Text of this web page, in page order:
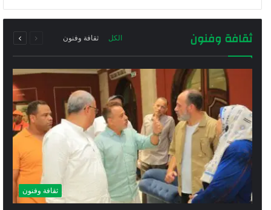
ثقافة وفنون الكل ثقافة وفنون
الصفحة
ثقافة وفنون